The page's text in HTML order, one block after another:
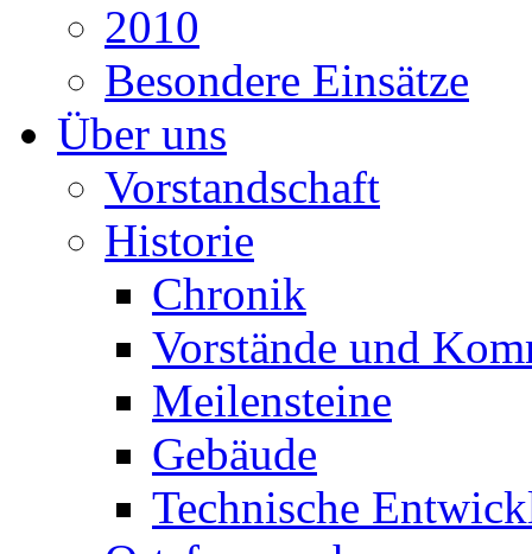
2010
Besondere Einsätze
Über uns
Vorstandschaft
Historie
Chronik
Vorstände und
Meilensteine
Gebäude
Technische